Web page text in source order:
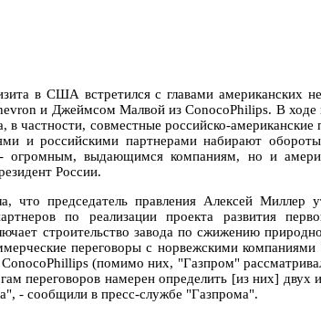
в США встретился с главами американских
и Джеймсом Малвой из ConocoPhilips. В ходе
частности, совместные российско-американские
и российскими партнерами набирают
огромным, выдающимся компаниям, но и
России.
председатель правления Алексей Миллер
по реализации проекта развития
строительство завода по сжижению
переговоры с норвежскими компаниями
(помимо них, "Газпром"
переговоров намерен определить [из них] двух
- сообщили в пресс-службе "Газпрома".